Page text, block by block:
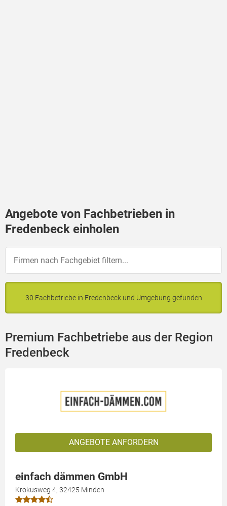
Angebote von Fachbetrieben in
Fredenbeck einholen
30 Fachbetriebe in Fredenbeck und Umgebung gefunden
Premium Fachbetriebe aus der Region
Fredenbeck
ANGEBOTE ANFORDERN
einfach dämmen GmbH
Krokusweg 4, 32425 Minden